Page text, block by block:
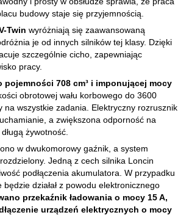
budowy staje się przyjemnością.
Twin wyróżniają się zaawansowaną
je od innych silników tej klasy. Dzięki
szczególnie cicho, zapewniając
pracy.
pojemności 708 cm³ i imponującej mocy
obrotowej wału korbowego do 3600
na wszystkie zadania. Elektryczny rozrusznik
a zwiększona odporność na
żywotność.
w dwukomorowy gaźnik, a system
Jedną z cech silnika Loncin
podłączenia akumulatora. W przypadku
działał z powodu elektronicznego
przekaźnik ładowania o mocy 15 A,
urządzeń elektrycznych o mocy